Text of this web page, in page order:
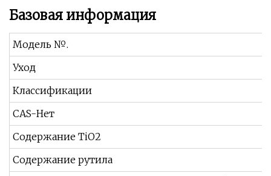
Базовая информация
Модель №.
Уход
Классификации
CAS-Нет
Содержание TiO2
Содержание рутила